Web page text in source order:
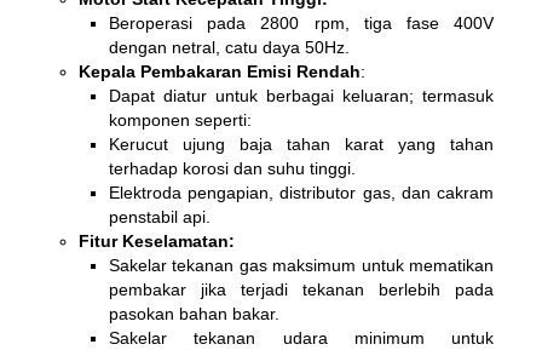
Beroperasi pada 2800 rpm, tiga fase 400V
dengan netral, catu daya 50Hz.
Kepala Pembakaran Emisi Rendah:
Dapat diatur untuk berbagai keluaran; termasuk
komponen seperti:
Kerucut ujung baja tahan karat yang tahan
terhadap korosi dan suhu tinggi.
Elektroda pengapian, distributor gas, dan cakram
penstabil api.
Fitur Keselamatan:
Sakelar tekanan gas maksimum untuk mematikan
pembakar jika terjadi tekanan berlebih pada
pasokan bahan bakar.
Sakelar tekanan udara minimum untuk